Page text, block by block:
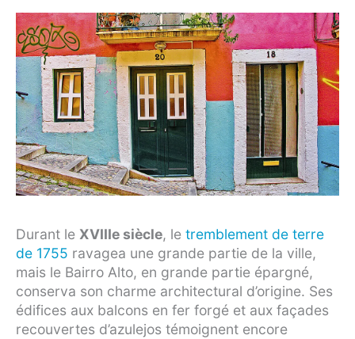
Durant le XVIIIe siècle, le tremblement de terre
de 1755 ravagea une grande partie de la ville,
mais le Bairro Alto, en grande partie épargné,
conserva son charme architectural d’origine. Ses
édifices aux balcons en fer forgé et aux façades
recouvertes d’azulejos témoignent encore